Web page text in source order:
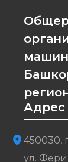
Адрес
450030,
ул.